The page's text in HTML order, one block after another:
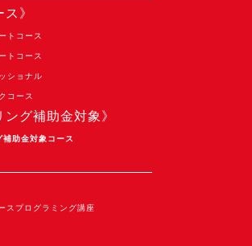
ス》
トコース
トコース
ショナル
コース
ング補助金対象》
補助金対象コース
スプログラミング講座